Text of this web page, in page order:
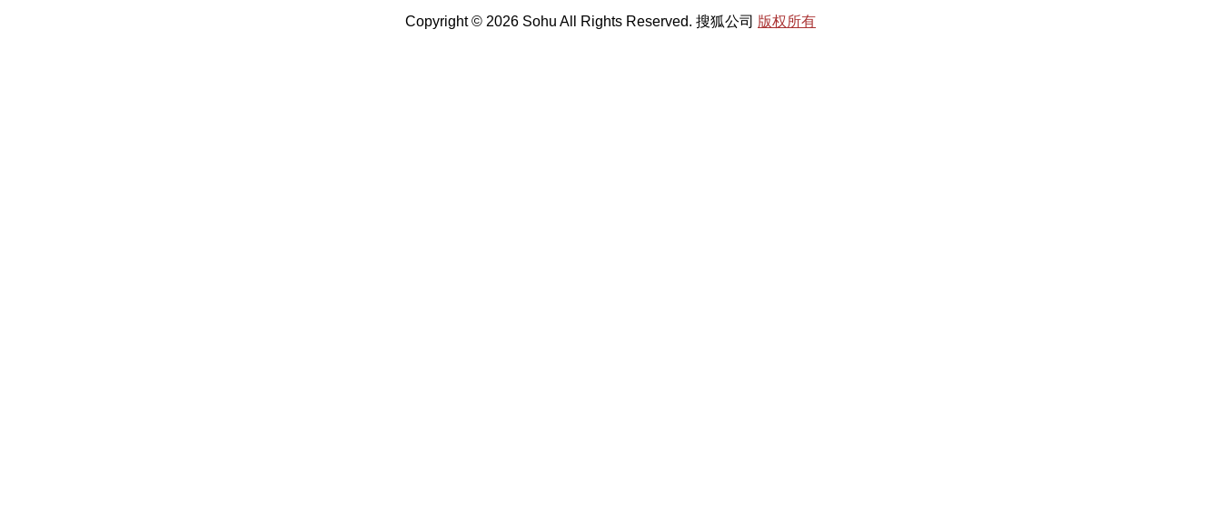
Copyright © 2026 Sohu All Rights Reserved. 搜狐公司 版权所有